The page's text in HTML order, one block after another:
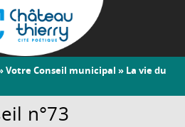
Votre Conseil municipal » La vie du
n°73